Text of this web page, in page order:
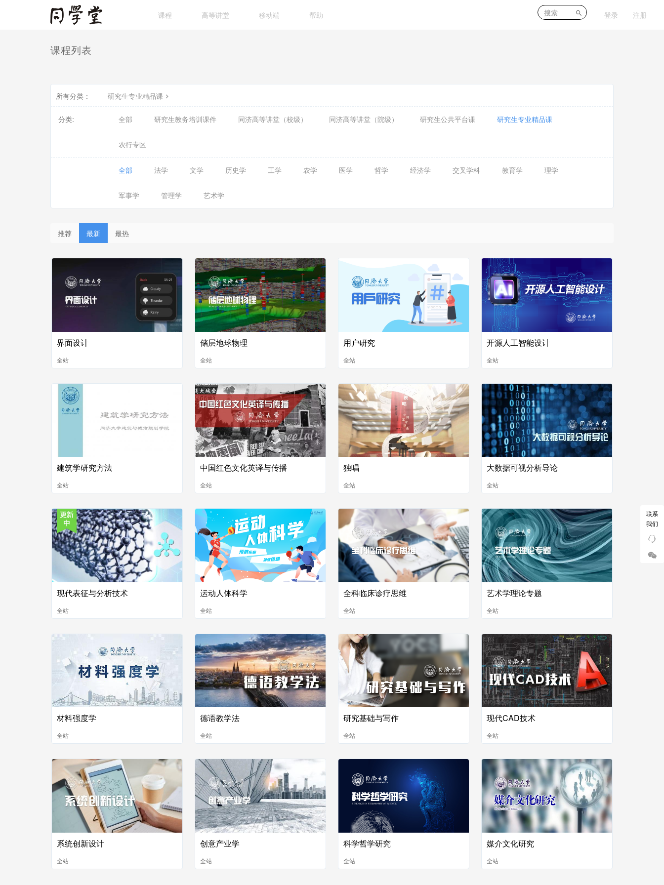
课程 高等讲堂 移动端 帮助 登录 注册
课程列表
所有分类： 研究生专业精品课
分类: 全部 研究生教务培训课件 同济高等讲堂（校级） 同济高等讲堂（院级） 研究生公共平台课 研究生专业精品课
农行专区
全部 法学 文学 历史学 工学 农学 医学 哲学 经济学 交叉学科 教育学 理学
军事学 管理学 艺术学
推荐 最新 最热
界面设计
全站
储层地球物理
全站
用户研究
全站
开源人工智能设计
全站
建筑学研究方法
全站
中国红色文化英译与传播
全站
独唱
全站
大数据可视分析导论
全站
现代表征与分析技术
全站
运动人体科学
全站
全科临床诊疗思维
全站
艺术学理论专题
全站
材料强度学
全站
德语教学法
全站
研究基础与写作
全站
现代CAD技术
全站
系统创新设计
全站
创意产业学
全站
科学哲学研究
全站
媒介文化研究
全站
联系
我们